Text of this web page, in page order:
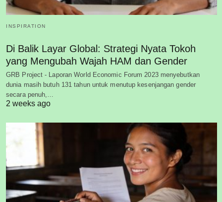
INSPIRATION
Di Balik Layar Global: Strategi Nyata Tokoh
yang Mengubah Wajah HAM dan Gender
GRB Project - Laporan World Economic Forum 2023 menyebutkan
dunia masih butuh 131 tahun untuk menutup kesenjangan gender
secara penuh,…
2 weeks ago